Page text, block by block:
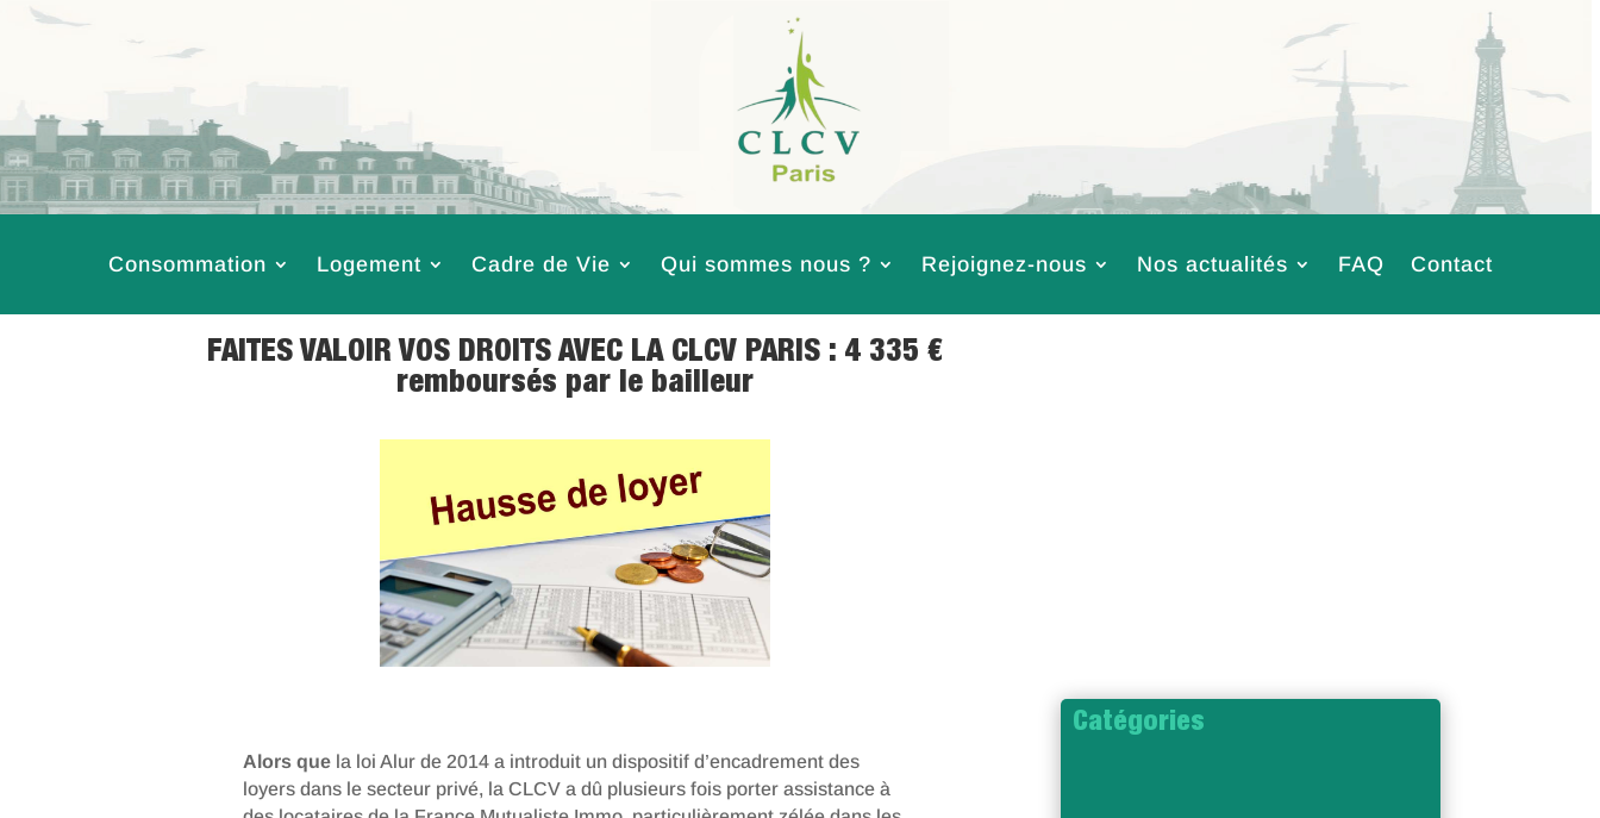
Consommation Logement Cadre de Vie Qui sommes nous ? Rejoignez-nous Nos actualités FAQ Contact
FAITES VALOIR VOS DROITS AVEC LA CLCV PARIS : 4 335 €
remboursés par le bailleur
Alors que la loi Alur de 2014 a introduit un dispositif d’encadrement des
loyers dans le secteur privé, la CLCV a dû plusieurs fois porter assistance à
Catégories